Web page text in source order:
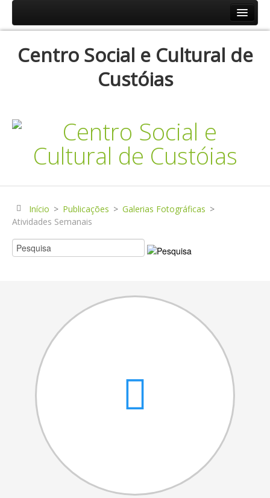
Resp.Sociais
Centro de Convívio
Serviço de Apoio Domiciliário
Agenda
Historial
Publicações
Notícias
Galerias Fotográficas
Dia da Amizade
Dia da Mulher
Dia do Pai
Festejos da Páscoa
Dia da Mãe
Dia Mundial da Criança
Marchas Populares
Centro Social e Cultural de
Custóias
Início > Publicações > Galerias Fotográficas >
Atividades Semanais